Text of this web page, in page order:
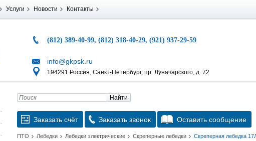
Услуги Новости Контакты
(812) 389-40-99, (812) 318-40-29, (921) 937-29-59
info@gkpsk.ru
194291 Россия, Санкт-Петербург, пр. Луначарского, д. 72
Найти
Заказать счёт Заказать звонок Оставить сообщение
ПТО Лебедки Лебедки электрические Скреперные лебедки Скреперная лебедка